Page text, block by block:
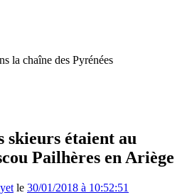
la chaîne des Pyrénées
skieurs étaient au
Pailhères en Ariège
le 30/01/2018 à 10:52:51